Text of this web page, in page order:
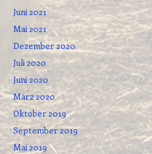
Juni 2021
Mai 2021
Dezember 2020
Juli 2020
Juni 2020
März 2020
Oktober 2019
September 2019
Mai 2019